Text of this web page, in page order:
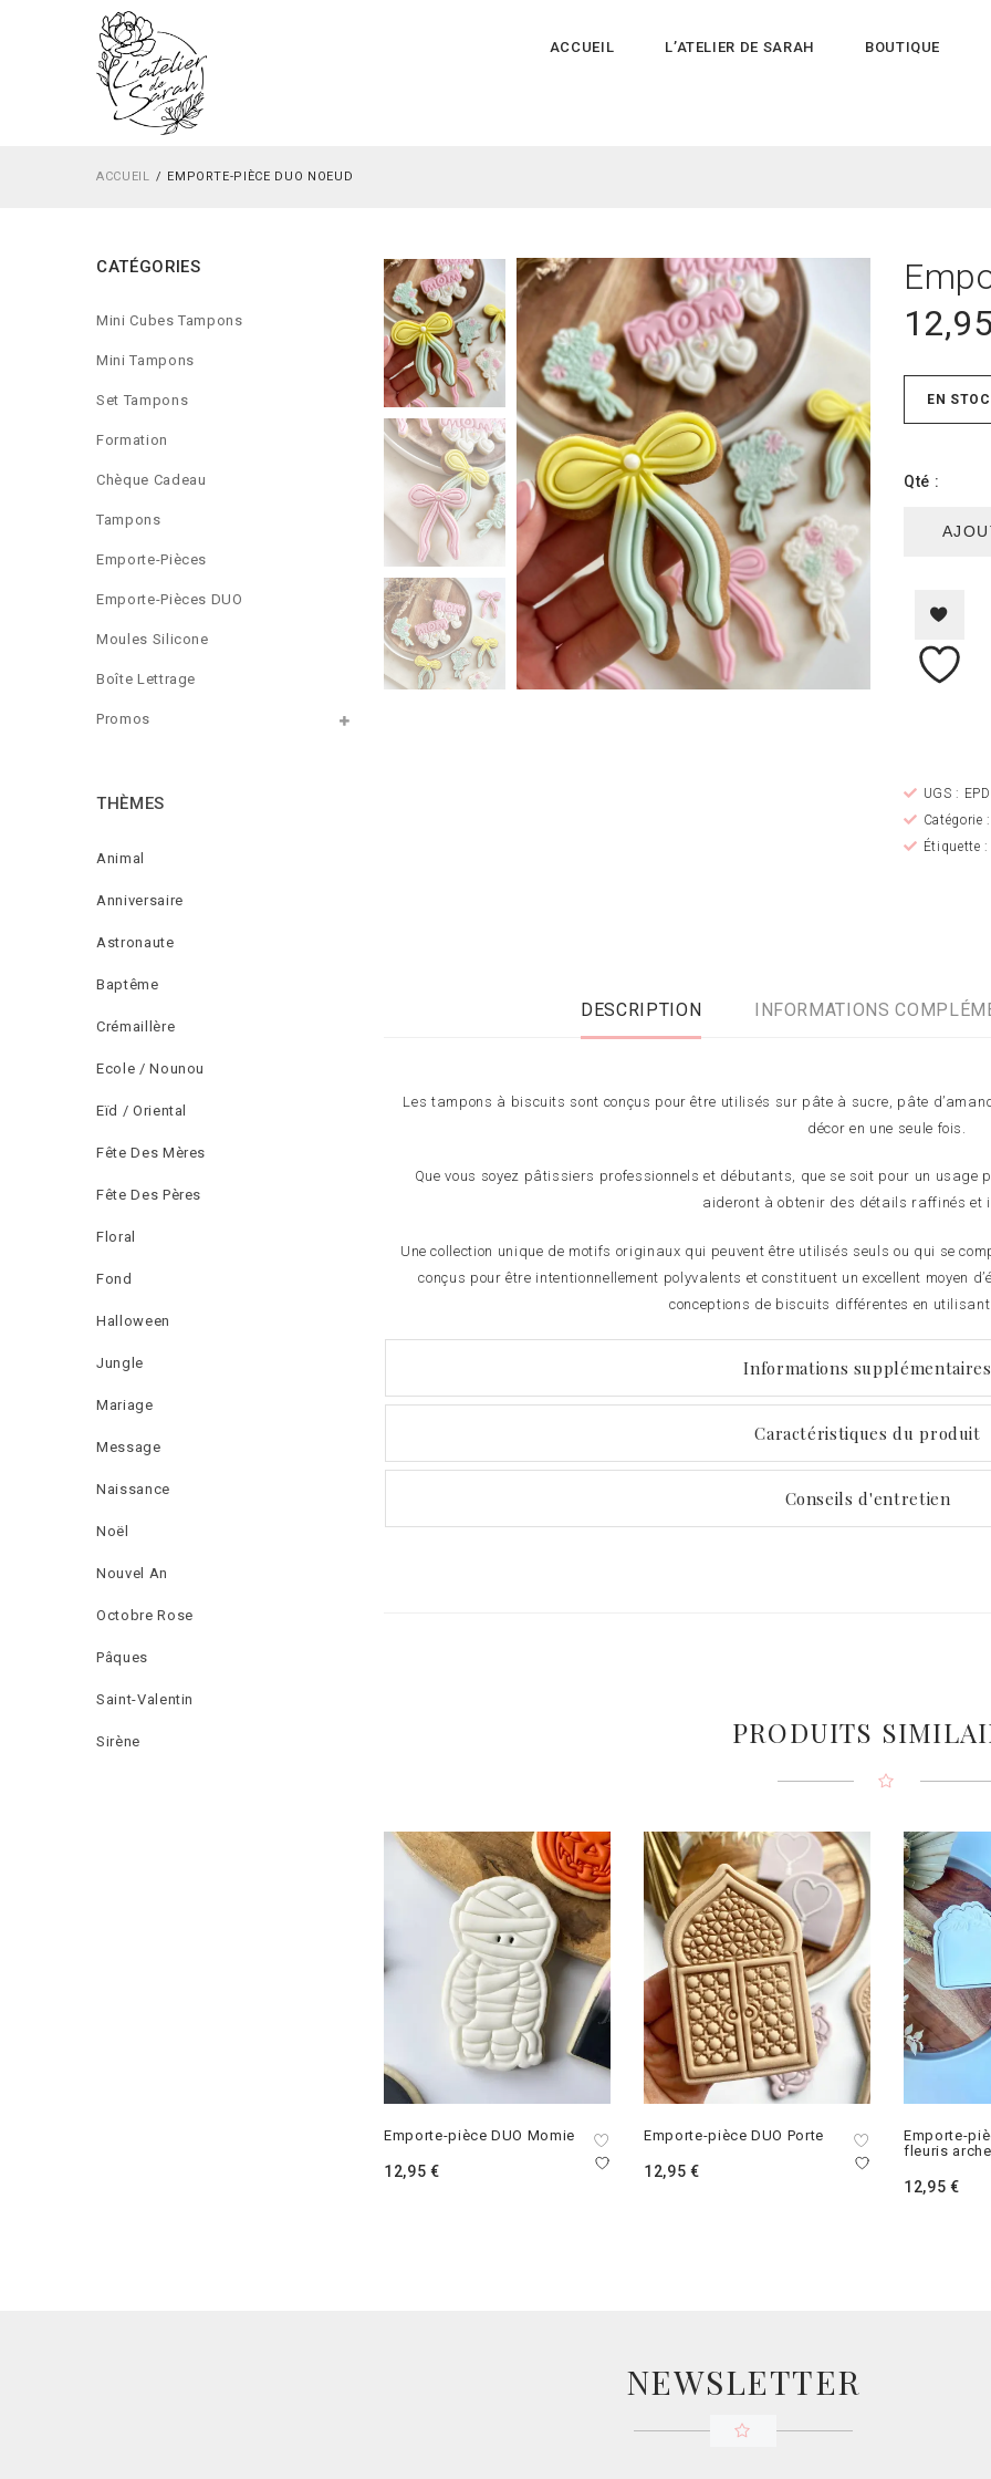
ACCUEIL L’ATELIER DE SARAH BOUTIQUE
ACCUEIL EMPORTE-PIÈCE DUO NOEUD
CATÉGORIES
Mini Cubes Tampons
Mini Tampons
Set Tampons
Formation
Chèque Cadeau
Tampons
Emporte-Pièces
Emporte-Pièces DUO
Moules Silicone
Boîte Lettrage
Promos
THÈMES
Animal
Anniversaire
Astronaute
Baptême
Crémaillère
Ecole / Nounou
Eïd / Oriental
Fête Des Mères
Fête Des Pères
Floral
Fond
Halloween
Jungle
Mariage
Message
Naissance
Noël
Nouvel An
Octobre Rose
Pâques
Saint-Valentin
Sirène
EN
Qté :
UGS :
Catégorie
Étiquette
DESCRIPTION INFORMATIONS
Les tampons à biscuits sont conçus pour être utilisés sur pâte à sucre, pâte
décor en une seule fois.
Que vous soyez pâtissiers professionnels et débutants, que se soit pour un usage
aideront à obtenir des détails raffinés et
Une collection unique de motifs originaux qui peuvent être utilisés seuls ou qui se
conçus pour être intentionnellement polyvalents et constituent un excellent moyen
conceptions de biscuits différentes en
Informations supplémentaires
Caractéristiques du produit
Conseils d'entretien
PRODUITS
Emporte-pièce DUO Momie
12,95 €
Emporte-pièce DUO Porte
12,95 €
Emporte-
fleuris arche
12,95 €
NEWSLETTER